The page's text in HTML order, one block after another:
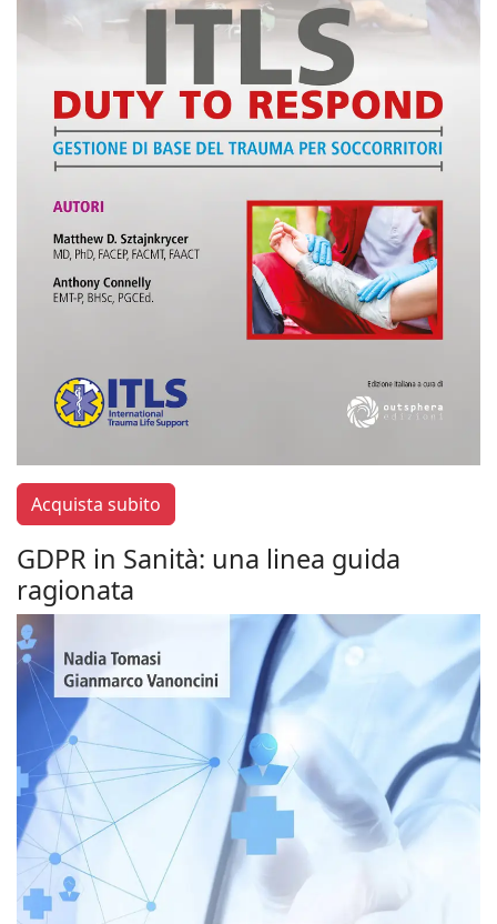
Acquista subito
GDPR in Sanità: una linea guida
ragionata